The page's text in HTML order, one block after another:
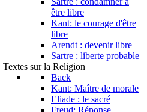
être libre
Kant: le courage d'être
libre
Arendt : devenir libre
Sartre : liberte probable
Textes sur la Religion
Back
Kant: Maître de morale
Eliade : le sacré
Freud: Réponse